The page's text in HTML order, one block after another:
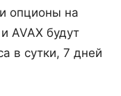
опционы на
AVAX будут
в сутки, 7 дней